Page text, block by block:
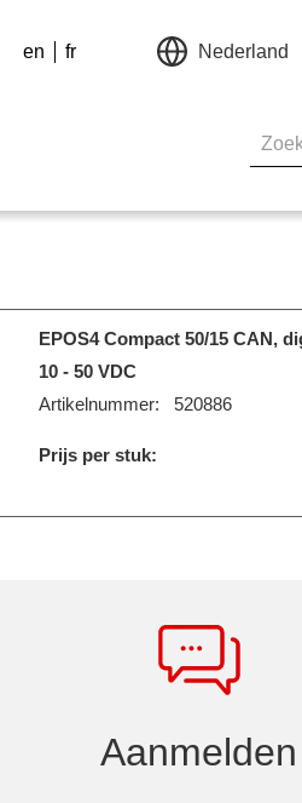
en fr Nederland
EPOS4 Compact 50/15 CAN,
10 - 50 VDC
Artikelnummer:
520886
Prijs per stuk:
Aanmelden